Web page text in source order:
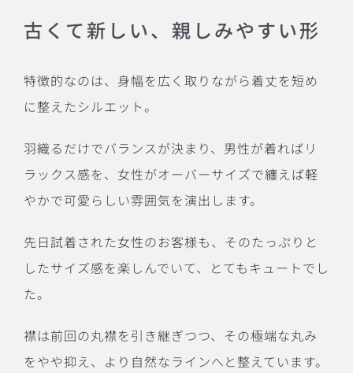
古くて新しい、親しみやすい形
特徴的なのは、身幅を広く取りながら着丈を短め
に整えたシルエット。
羽織るだけでバランスが決まり、男性が着ればリ
ラックス感を、女性がオーバーサイズで纏えば軽
やかで可愛らしい雰囲気を演出します。
先日試着された女性のお客様も、そのたっぷりと
したサイズ感を楽しんでいて、とてもキュートでし
た。
襟は前回の丸襟を引き継ぎつつ、その極端な丸み
をやや抑え、より自然なラインへと整えています。